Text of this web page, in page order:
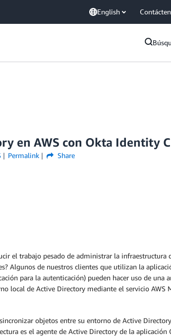
English
en AWS con Okta Identity
Permalink Share
el trabajo pesado de administrar la infraestructura
Algunos de nuestros clientes que utilizan la
para la autenticación) pueden hacer uso de una
local de Active Directory mediante el servicio AWS
objetos entre su entorno de Active
es el agente de Active Directory de la